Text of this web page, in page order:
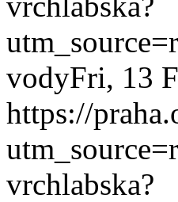
vodyFri, 13
https://
vrchlabska?